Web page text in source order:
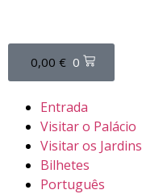
0,00 € 0
Entrada
Visitar o Palácio
Visitar os Jardins
Bilhetes
Português